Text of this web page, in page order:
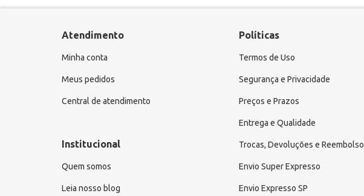
Atendimento
Minha conta
Meus pedidos
Central de atendimento
Institucional
Quem somos
Leia nosso blog
Políticas
Termos de Uso
Segurança e Privacidade
Preços e Prazos
Entrega e Qualidade
Trocas, Devoluções e Reembolso
Envio Super Expresso
Envio Expresso SP